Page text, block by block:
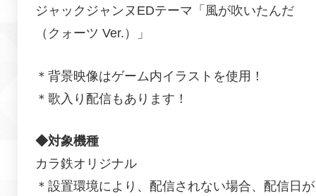
ジャックジャンヌEDテーマ「風が吹いたんだ
（クォーツ Ver.）」
＊背景映像はゲーム内イラストを使用！
＊歌入り配信もあります！
◆対象機種
カラ鉄オリジナル
＊設置環境により、配信されない場合、配信日が